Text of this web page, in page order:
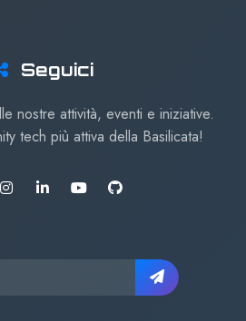
Seguici
nostre attività, eventi e iniziative.
tech più attiva della Basilicata!